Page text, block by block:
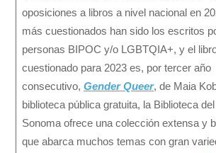
oposiciones a libros a nivel nacional en
más cuestionados han sido los escritos
personas BIPOC y/o LGBTQIA+, y el
cuestionado para 2023 es, por tercer año
consecutivo, Gender Queer, de Maia
biblioteca pública gratuita, la Biblioteca
Sonoma ofrece una colección extensa y
que abarca muchos temas con gran